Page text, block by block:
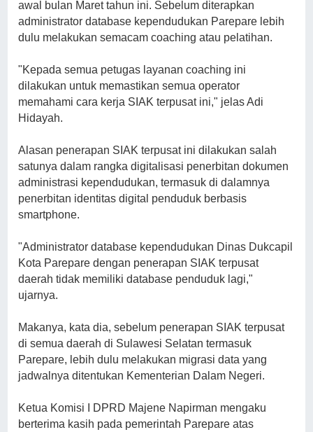
awal bulan Maret tahun ini. Sebelum diterapkan
administrator database kependudukan Parepare lebih
dulu melakukan semacam coaching atau pelatihan.
"Kepada semua petugas layanan coaching ini
dilakukan untuk memastikan semua operator
memahami cara kerja SIAK terpusat ini," jelas Adi
Hidayah.
Alasan penerapan SIAK terpusat ini dilakukan salah
satunya dalam rangka digitalisasi penerbitan dokumen
administrasi kependudukan, termasuk di dalamnya
penerbitan identitas digital penduduk berbasis
smartphone.
"Administrator database kependudukan Dinas Dukcapil
Kota Parepare dengan penerapan SIAK terpusat
daerah tidak memiliki database penduduk lagi,"
ujarnya.
Makanya, kata dia, sebelum penerapan SIAK terpusat
di semua daerah di Sulawesi Selatan termasuk
Parepare, lebih dulu melakukan migrasi data yang
jadwalnya ditentukan Kementerian Dalam Negeri.
Ketua Komisi I DPRD Majene Napirman mengaku
berterima kasih pada pemerintah Parepare atas